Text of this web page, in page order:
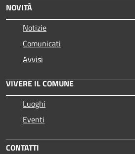
NOVITÀ
Notizie
Comunicati
Avvisi
VIVERE IL COMUNE
Luoghi
Eventi
CONTATTI